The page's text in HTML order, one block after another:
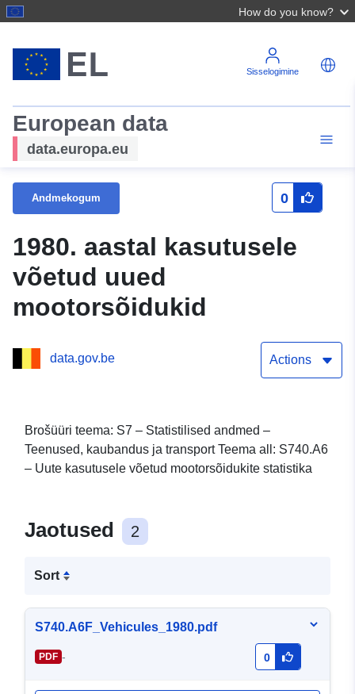
How do you know?
Sisselogimine
European data
data.europa.eu
Andmekogum 0
1980. aastal kasutusele
võetud uued
mootorsõidukid
data.gov.be Actions
Brošüüri teema: S7 – Statistilised andmed –
Teenused, kaubandus ja transport Teema all: S740.A6
– Uute kasutusele võetud mootorsõidukite statistika
Jaotused 2
Sort
S740.A6F_Vehicules_1980.pdf
PDF - 0